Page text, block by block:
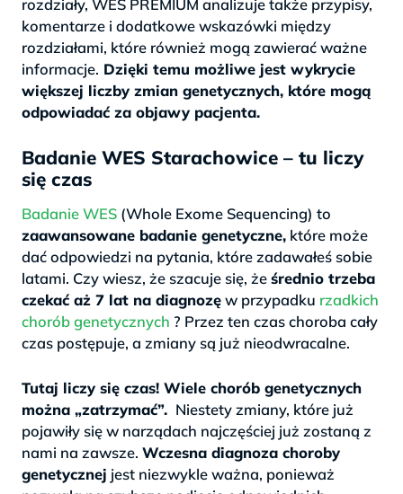
rozdziały, WES PREMIUM analizuje także przypisy,
komentarze i dodatkowe wskazówki między
rozdziałami, które również mogą zawierać ważne
informacje. Dzięki temu możliwe jest wykrycie
większej liczby zmian genetycznych, które mogą
odpowiadać za objawy pacjenta.
Badanie WES Starachowice – tu liczy
się czas
Badanie WES (Whole Exome Sequencing) to
zaawansowane badanie genetyczne, które może
dać odpowiedzi na pytania, które zadawałeś sobie
latami. Czy wiesz, że szacuje się, żeśrednio trzeba
czekać aż 7 lat na diagnozęw przypadku rzadkich
chorób genetycznych ? Przez ten czas choroba cały
czas postępuje, a zmiany są już nieodwracalne.
Tutaj liczy się czas! Wiele chorób genetycznych
można „zatrzymać”. Niestety zmiany, które już
pojawiły się w narządach najczęściej już zostaną z
nami na zawsze. Wczesna diagnoza choroby
genetycznej jest niezwykle ważna, ponieważ